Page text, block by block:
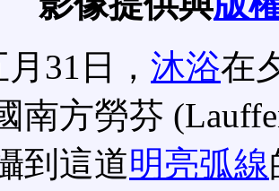
月31日， 沐浴在
南方勞芬
到這道明亮弧線